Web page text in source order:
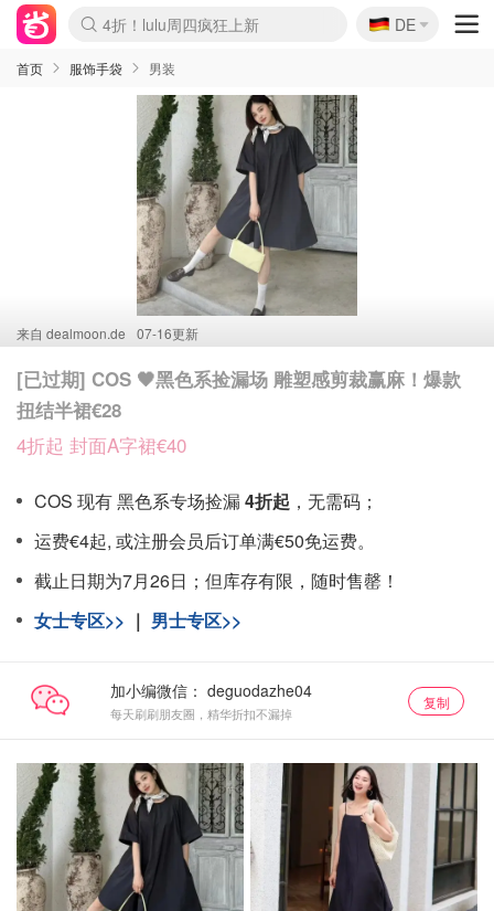
Boticinal 夏促开抢！
4折！lulu周四疯狂上新
还没结束！&OtherStories大促
Joybuy变相75折 随时失效
速领！Stanley独家85折
疑似霸哥！Camper额外叠85折
Zalando 奥莱闪促！每日更新
Moncler反季囤！5折起+叠9折
Coach Brooklyn仅€192
🇩🇪
DE
首页 服饰手袋 男装
来自 dealmoon.de 07-16更新
[已过期] COS 🖤黑色系捡漏场 雕塑感剪裁赢麻！爆款
扭结半裙€28
4折起 封面A字裙€40
COS 现有 黑色系专场捡漏4折起 ，无需码；
运费€4起, 或注册会员后订单满€50免运费。
截止日期为7月26日；但库存有限，随时售罄！
女士专区>> ｜ 男士专区>>
加小编微信：
每天刷刷朋友圈，精华折扣不漏掉
复制